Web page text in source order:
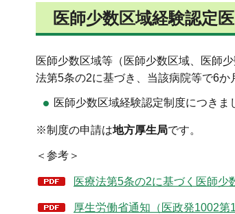
医師少数区域経験認定
医師少数区域等（医師少数区域、医師
法第5条の2に基づき、当該病院等で6か
医師少数区域経験認定制度につきま
※制度の申請は地方厚生局です。
＜参考＞
医療法第5条の2に基づく医師少
厚生労働省通知（医政発1002第